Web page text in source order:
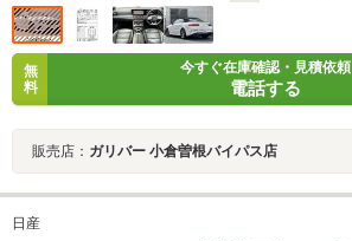
無
料
今すぐ在庫確認・見積依頼
電話する
販売店： ガリバー 小倉曽根バイパス店
日産